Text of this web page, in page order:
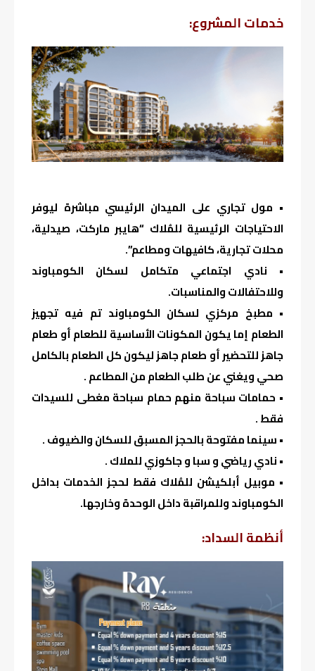
خدمات المشروع:
• مول تجاري على الميدان الرئيسي مباشرة ليوفر
الاحتياجات الرئيسية للمُلاك “هايبر ماركت، صيدلية،
محلات تجارية، كافيهات ومطاعم”.
• نادي اجتماعي متكامل لسكان الكومباوند
وللاحتفالات والمناسبات.
• مطبخ مركزي لسكان الكومباوند تم فيه تجهيز
الطعام إما يكون المكونات الأساسية للطعام أو طعام
جاهز للتحضير أو طعام جاهز ليكون كل الطعام بالكامل
صحي ويغني عن طلب الطعام من المطاعم .
• حمامات سباحة منهم حمام سباحة مغطى للسيدات
فقط .
• سينما مفتوحة بالحجز المسبق للسكان والضيوف .
• نادي رياضي و سبا و جاكوزي للملاك .
• موبيل أبلكيشن للمُلاك فقط لحجز الخدمات بداخل
الكومباوند وللمراقبة داخل الوحدة وخارجها.
أنظمة السداد: